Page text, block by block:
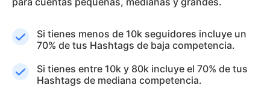
Si tienes menos de 10k seguidores incluye un
70% de tus Hashtags de baja competencia.
Si tienes entre 10k y 80k incluye el 70% de tus
Hashtags de mediana competencia.